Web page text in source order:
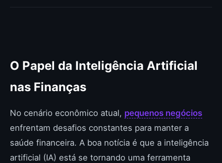
O Papel da Inteligência Artificial
nas Finanças
No cenário econômico atual, pequenos negócios
enfrentam desafios constantes para manter a
saúde financeira. A boa notícia é que a inteligência
artificial (IA) está se tornando uma ferramenta